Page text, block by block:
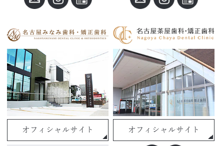
オフィシャルサイト オフィシャルサイト